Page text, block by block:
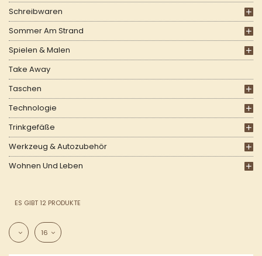
Schreibwaren
Sommer Am Strand
Spielen & Malen
Take Away
Taschen
Technologie
Trinkgefäße
Werkzeug & Autozubehör
Wohnen Und Leben
ES GIBT 12 PRODUKTE
16